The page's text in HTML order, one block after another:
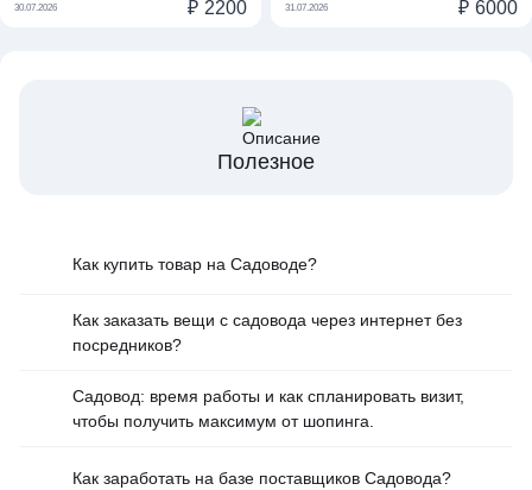
30.07.2026 ₽ 2200 31.07.2026 ₽ 6000
Полезное
Как купить товар на Cадоводе?
Как заказать вещи с садовода через интернет без
посредников?
Садовод: время работы и как спланировать визит,
чтобы получить максимум от шопинга.
Как заработать на базе поставщиков Садовода?